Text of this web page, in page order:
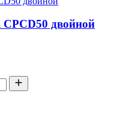
двойной